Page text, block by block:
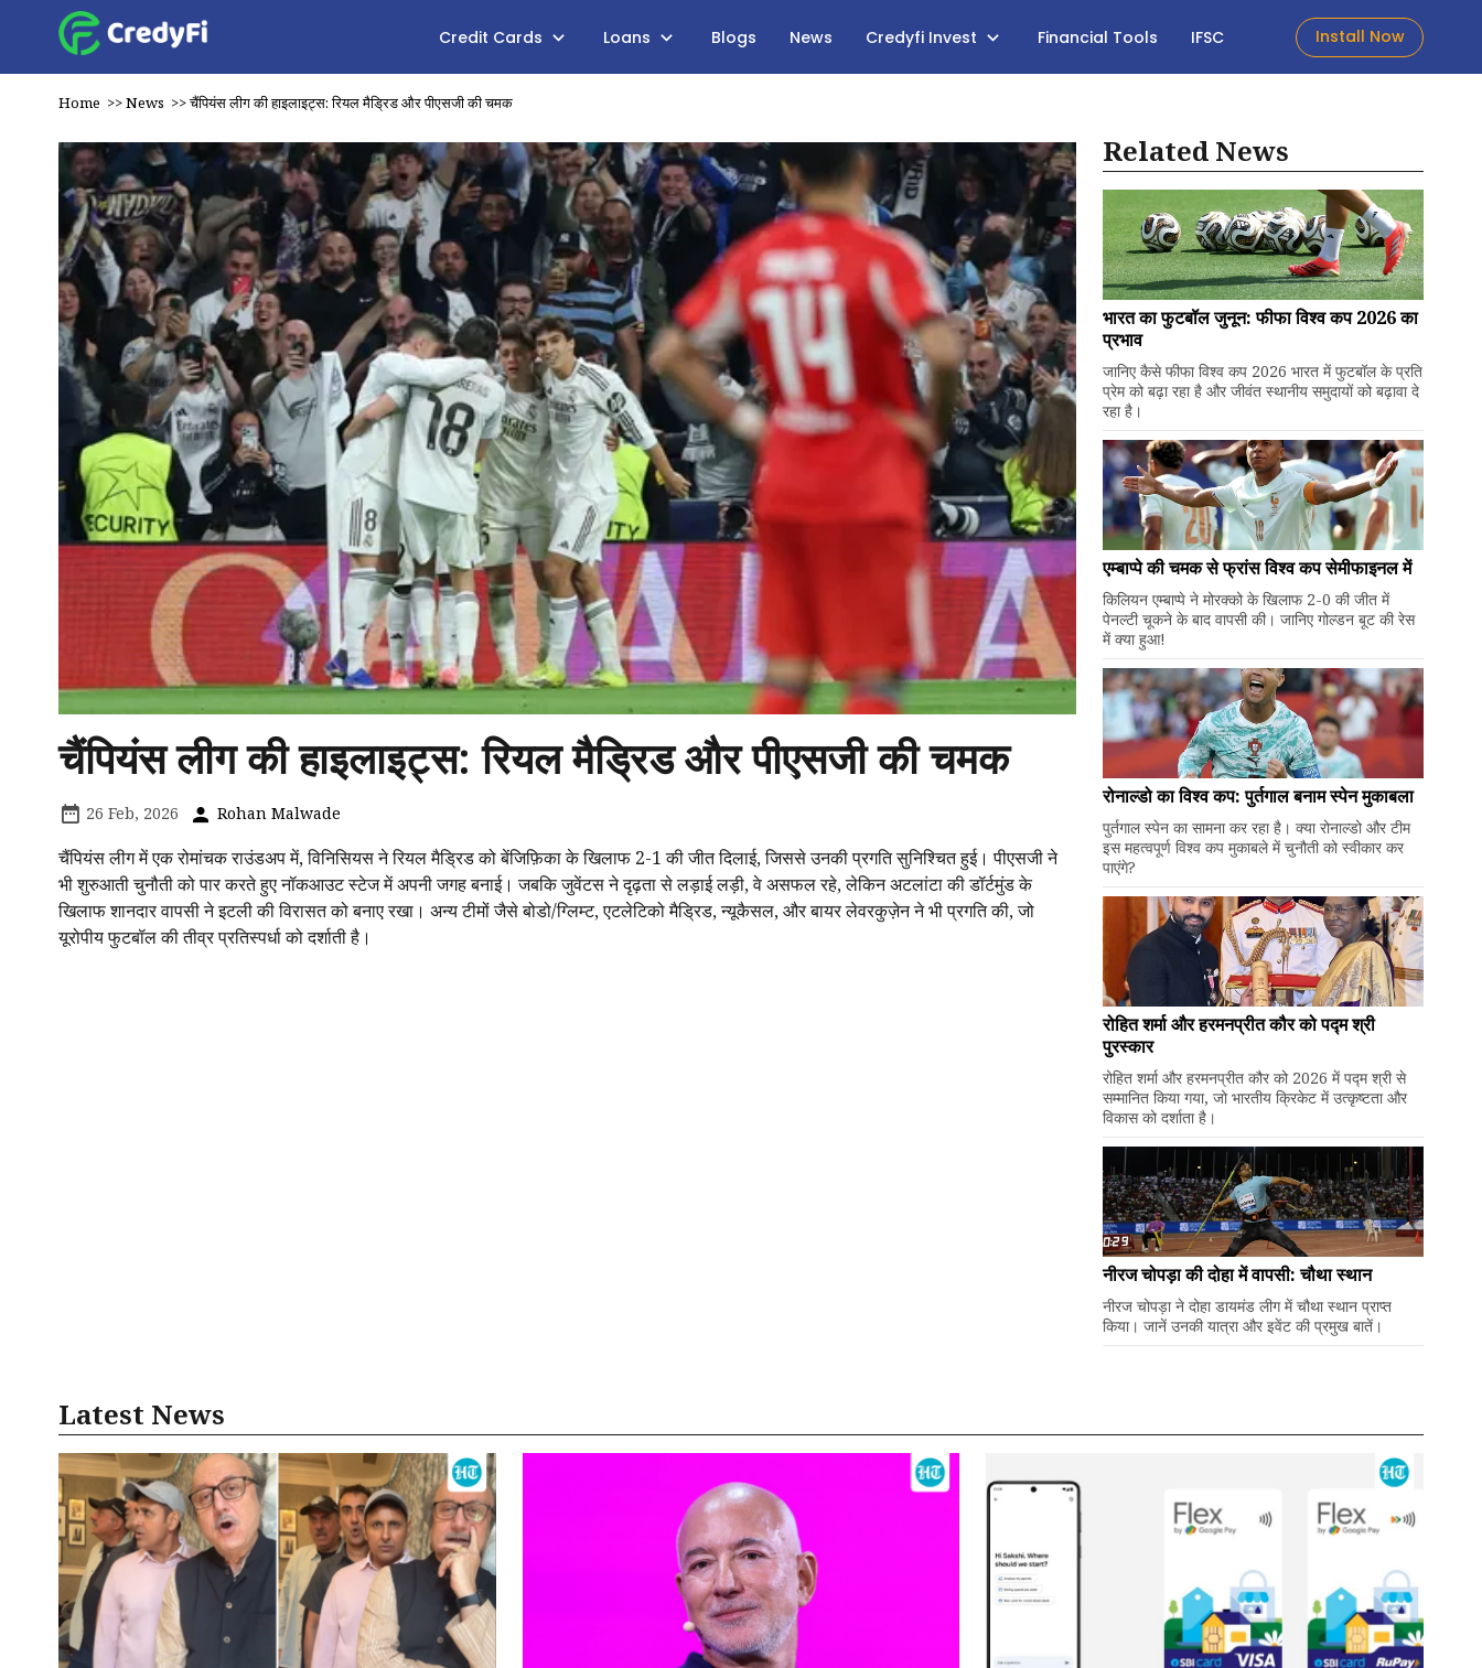
Credit Cards Loans Blogs News Credyfi Invest Financial Tools IFSC Install Now
Home >>News >>चैंपियंस लीग की हाइलाइट्स: रियल मैड्रिड और पीएसजी की चमक
चैंपियंस लीग की हाइलाइट्स: रियल मैड्रिड और पीएसजी की चमक
26 Feb, 2026 Rohan Malwade
चैंपियंस लीग में एक रोमांचक राउंडअप में, विनिसियस ने रियल मैड्रिड को बेंजिफ़िका के खिलाफ 2-1 की जीत दिलाई, जिससे उनकी प्रगति सुनिश्चित हुई। पीएसजी ने
भी शुरुआती चुनौती को पार करते हुए नॉकआउट स्टेज में अपनी जगह बनाई। जबकि जुवेंटस ने दृढ़ता से लड़ाई लड़ी, वे असफल रहे, लेकिन अटलांटा की डॉर्टमुंड के
खिलाफ शानदार वापसी ने इटली की विरासत को बनाए रखा। अन्य टीमों जैसे बोडो/ग्लिम्ट, एटलेटिको मैड्रिड, न्यूकैसल, और बायर लेवरकुज़ेन ने भी प्रगति की, जो
यूरोपीय फुटबॉल की तीव्र प्रतिस्पर्धा को दर्शाती है।
Related News
भारत का फुटबॉल जुनून: फीफा विश्व कप 2026 का
प्रभाव
जानिए कैसे फीफा विश्व कप 2026 भारत में फुटबॉल के प्रति
प्रेम को बढ़ा रहा है और जीवंत स्थानीय समुदायों को बढ़ावा दे
रहा है।
एम्बाप्पे की चमक से फ्रांस विश्व कप सेमीफाइनल में
किलियन एम्बाप्पे ने मोरक्को के खिलाफ 2-0 की जीत में
पेनल्टी चूकने के बाद वापसी की। जानिए गोल्डन बूट की रेस
में क्या हुआ!
रोनाल्डो का विश्व कप: पुर्तगाल बनाम स्पेन मुकाबला
पुर्तगाल स्पेन का सामना कर रहा है। क्या रोनाल्डो और टीम
इस महत्वपूर्ण विश्व कप मुकाबले में चुनौती को स्वीकार कर
पाएंगे?
रोहित शर्मा और हरमनप्रीत कौर को पद्म श्री
पुरस्कार
रोहित शर्मा और हरमनप्रीत कौर को 2026 में पद्म श्री से
सम्मानित किया गया, जो भारतीय क्रिकेट में उत्कृष्टता और
विकास को दर्शाता है।
नीरज चोपड़ा की दोहा में वापसी: चौथा स्थान
नीरज चोपड़ा ने दोहा डायमंड लीग में चौथा स्थान प्राप्त
किया। जानें उनकी यात्रा और इवेंट की प्रमुख बातें।
Latest News